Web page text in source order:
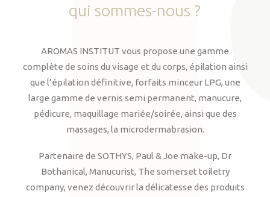
qui sommes-nous ?
AROMAS INSTITUT vous propose une gamme
complète de soins du visage et du corps, épilation ainsi
que l’épilation définitive, forfaits minceur LPG, une
large gamme de vernis semi permanent, manucure,
pédicure, maquillage mariée/soirée, ainsi que des
massages, la microdermabrasion.
Partenaire de SOTHYS, Paul & Joe make-up, Dr
Bothanical, Manucurist, The somerset toiletry
company, venez découvrir la délicatesse des produits